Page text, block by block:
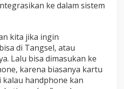
ke dalam sistem
kita jika ingin
di Tangsel, atau
Lalu bisa dimasukan ke
karena biasanya kartu
handphone kan